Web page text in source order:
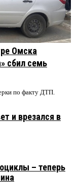
Омска
сбил семь
по факту ДТП.
и врезался в
– теперь